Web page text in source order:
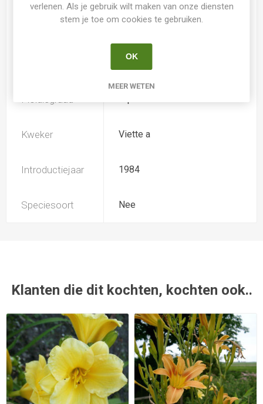
Ploïdiegraad
Kweker Viette a
Introductiejaar 1984
Speciesoort Nee
Klanten die dit kochten, kochten ook..
verlenen. Als je gebruik wilt maken van onze diensten
stem je toe om cookies te gebruiken.
OK
MEER WETEN